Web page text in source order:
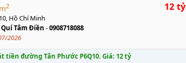
2 12 tỷ
Hồ Chí Minh
Tâm Điền -0908718088
2026
tiền đường Tân Phước P6Q10. Giá: 12 tỷ